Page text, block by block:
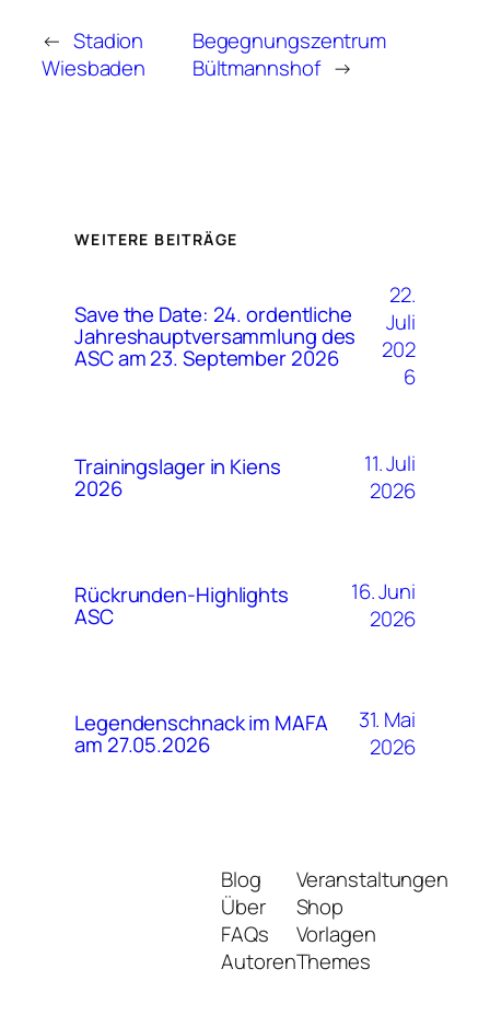
← Stadion
Wiesbaden
Begegnungszentrum
Bültmannshof →
WEITERE BEITRÄGE
Save the Date: 24. ordentliche
Jahreshauptversammlung des
ASC am 23. September 2026
22.
Juli
202
6
Trainingslager in Kiens
2026
11. Juli
2026
Rückrunden-Highlights
ASC
16. Juni
2026
Legendenschnack im MAFA
am 27.05.2026
31. Mai
2026
Blog
Über
FAQs
Autoren
Veranstaltungen
Shop
Vorlagen
Themes